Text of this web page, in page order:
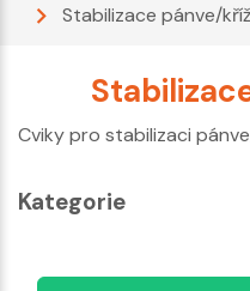
Stabilizace pánve/
Cviky pro stabilizaci
Kategorie